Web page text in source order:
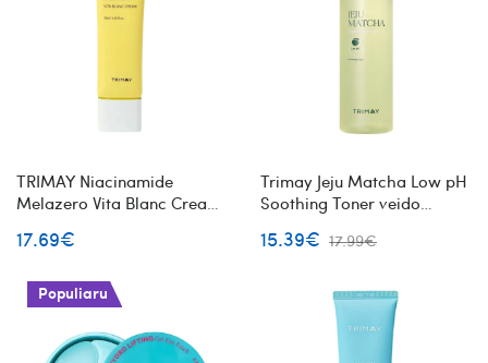
TRIMAY Niacinamide
Melazero Vita Blanc Cream
niacinamidu ir šaltalankiais
17.69€
Trimay Jeju Matcha Low pH
Soothing Toner veido
15.39€ 17.99€
Populiaru